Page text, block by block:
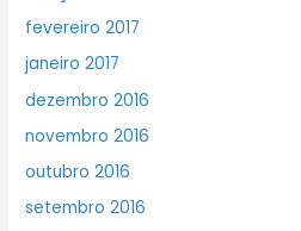
fevereiro 2017
janeiro 2017
dezembro 2016
novembro 2016
outubro 2016
setembro 2016